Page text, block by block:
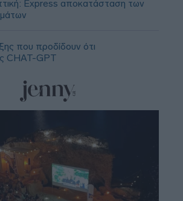
Express αποκατάσταση των
που προδίδουν ότι
CHAT-GPT